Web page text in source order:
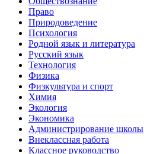
Право
Природоведение
Психология
Родной язык и литература
Русский язык
Технология
Физика
Физкультура и спорт
Химия
Экология
Экономика
Администрирование школы
Внеклассная работа
Классное руководство